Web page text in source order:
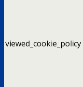
viewed_cookie_policy